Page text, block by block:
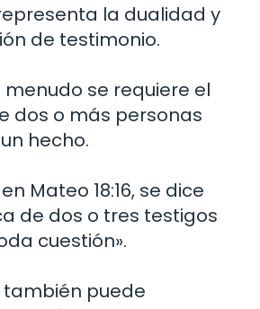
la dualidad y
de testimonio.
menudo se requiere el
dos o más personas
hecho.
Mateo 18:16, se dice
de dos o tres testigos
cuestión».
también puede